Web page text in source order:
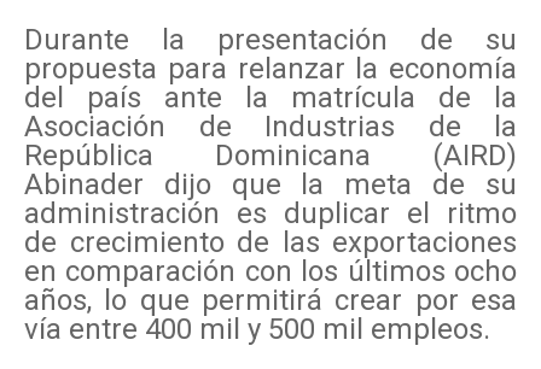
Durante la presentación de su
propuesta para relanzar la economía
del país ante la matrícula de la
Asociación de Industrias de la
República Dominicana (AIRD)
Abinader dijo que la meta de su
administración es duplicar el ritmo
de crecimiento de las exportaciones
en comparación con los últimos ocho
años, lo que permitirá crear por esa
vía entre 400 mil y 500 mil empleos.